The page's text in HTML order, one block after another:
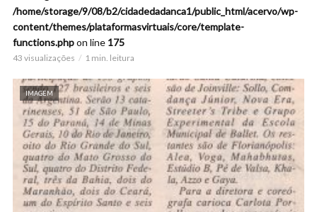
/home/storage/9/08/b2/cidadedadanca1/public_html/acervo/wp-
content/themes/plataformasvirtuais/core/template-
functions.phpon line 175
43 visualizações 1 min. leitura
IMAGEM